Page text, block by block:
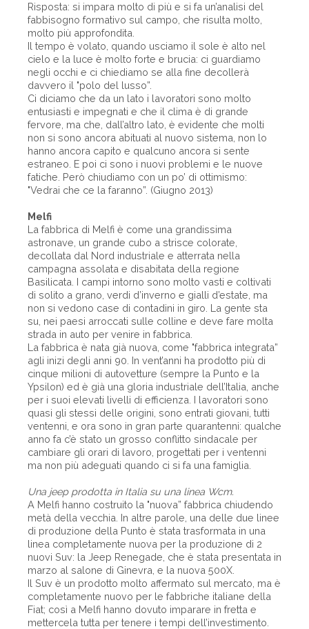
Risposta: si impara molto di più e si fa un’analisi del
fabbisogno formativo sul campo, che risulta molto,
molto più approfondita.
Il tempo è volato, quando usciamo il sole è alto nel
cielo e la luce è molto forte e brucia: ci guardiamo
negli occhi e ci chiediamo se alla fine decollerà
davvero il "polo del lusso”.
Ci diciamo che da un lato i lavoratori sono molto
entusiasti e impegnati e che il clima è di grande
fervore, ma che, dall’altro lato, è evidente che molti
non si sono ancora abituati al nuovo sistema, non lo
hanno ancora capito e qualcuno ancora si sente
estraneo. E poi ci sono i nuovi problemi e le nuove
fatiche. Però chiudiamo con un po’ di ottimismo:
"Vedrai che ce la faranno”. (Giugno 2013)
Melfi
La fabbrica di Melfi è come una grandissima
astronave, un grande cubo a strisce colorate,
decollata dal Nord industriale e atterrata nella
campagna assolata e disabitata della regione
Basilicata. I campi intorno sono molto vasti e coltivati
di solito a grano, verdi d’inverno e gialli d’estate, ma
non si vedono case di contadini in giro. La gente sta
su, nei paesi arroccati sulle colline e deve fare molta
strada in auto per venire in fabbrica.
La fabbrica è nata già nuova, come "fabbrica integrata”
agli inizi degli anni 90. In vent’anni ha prodotto più di
cinque milioni di autovetture (sempre la Punto e la
Ypsilon) ed è già una gloria industriale dell’Italia, anche
per i suoi elevati livelli di efficienza. I lavoratori sono
quasi gli stessi delle origini, sono entrati giovani, tutti
ventenni, e ora sono in gran parte quarantenni: qualche
anno fa c’è stato un grosso conflitto sindacale per
cambiare gli orari di lavoro, progettati per i ventenni
ma non più adeguati quando ci si fa una famiglia.
Una jeep prodotta in Italia su una linea Wcm.
A Melfi hanno costruito la "nuova” fabbrica chiudendo
metà della vecchia. In altre parole, una delle due linee
di produzione della Punto è stata trasformata in una
linea completamente nuova per la produzione di 2
nuovi Suv: la Jeep Renegade, che è stata presentata in
marzo al salone di Ginevra, e la nuova 500X.
Il Suv è un prodotto molto affermato sul mercato, ma è
completamente nuovo per le fabbriche italiane della
Fiat; così a Melfi hanno dovuto imparare in fretta e
mettercela tutta per tenere i tempi dell’investimento.